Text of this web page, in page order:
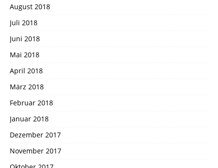
August 2018
Juli 2018
Juni 2018
Mai 2018
April 2018
März 2018
Februar 2018
Januar 2018
Dezember 2017
November 2017